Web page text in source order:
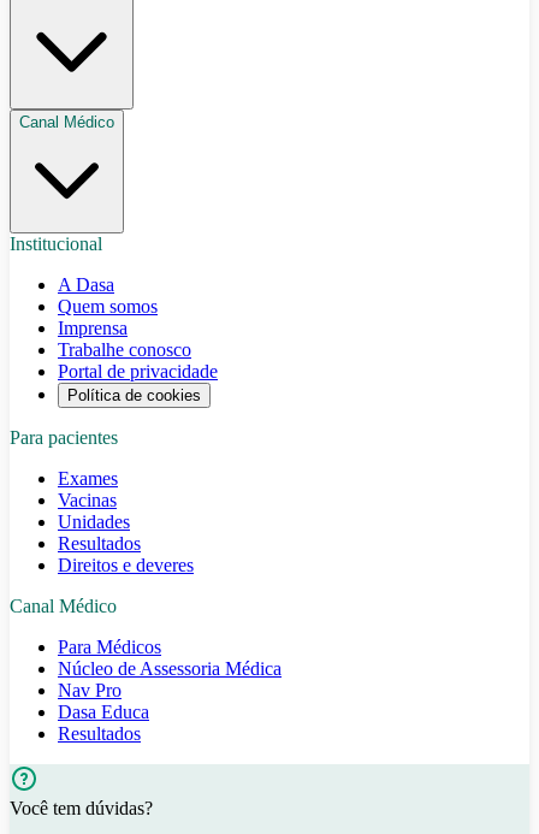
Canal Médico
Institucional
A Dasa
Quem somos
Imprensa
Trabalhe conosco
Portal de privacidade
Política de cookies
Para pacientes
Exames
Vacinas
Unidades
Resultados
Direitos e deveres
Canal Médico
Para Médicos
Núcleo de Assessoria Médica
Nav Pro
Dasa Educa
Resultados
Você tem dúvidas?